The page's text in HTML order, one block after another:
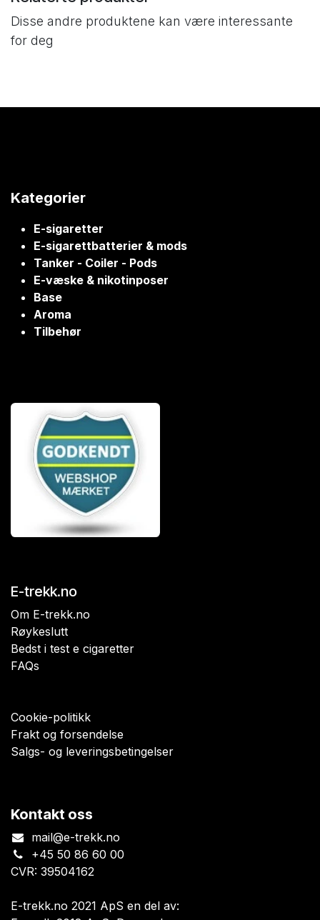
Disse andre produktene kan være interessante
for deg
Kategorier
E-sigaretter
E-sigarettbatterier & mods
Tanker - Coiler - Pods
E-væske & nikotinposer
Base
Aroma
Tilbehør
E-trekk.no
Om E-trekk.no
Røykeslutt
Bedst i test e cigaretter
FAQs
Cookie-politikk
Frakt og forsendelse
Salgs- og leveringsbetingelser
Kontakt oss
mail@e-trekk.no
+45 50 86 60 00
CVR: 39504162
E-trekk.no 2021 ApS en del av: